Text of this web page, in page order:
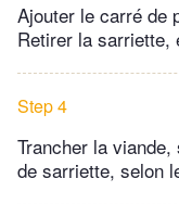
Ajouter le carré de
Retirer la sarriette,
Step 4
Trancher la
de sarriette, selon